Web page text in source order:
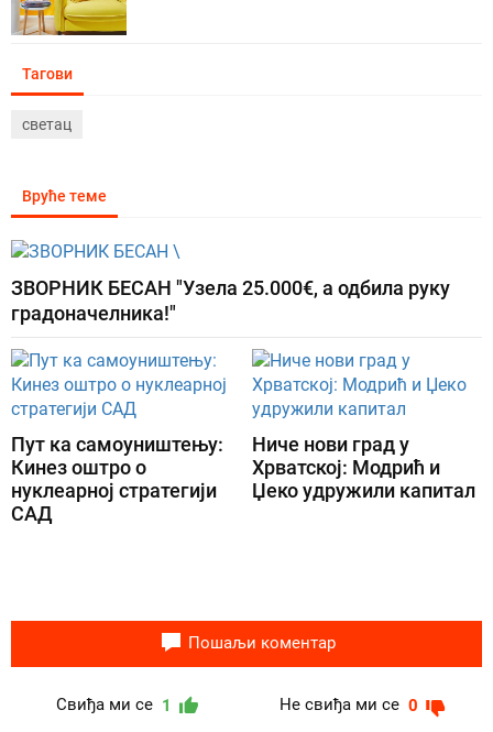
Тагови
светац
Вруће теме
ЗВОРНИК БЕСАН "Узела 25.000€, а одбила руку
градоначелника!"
Пут ка самоуништењу:
Кинез оштро о
нуклеарној стратегији
САД
Ниче нови град у
Хрватској: Модрић и
Џеко удружили капитал
Пошаљи коментар
Свиђа ми се 1 Не свиђа ми се 0